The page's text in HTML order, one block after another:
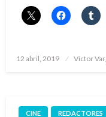
Publicado
12 abril, 2019 Víctor
CINE REDACTORES